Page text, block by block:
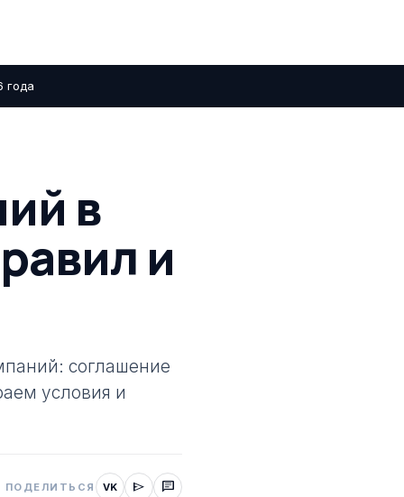
года
в
и
соглашение
условия и
ПОДЕЛИТЬСЯ VK send chat